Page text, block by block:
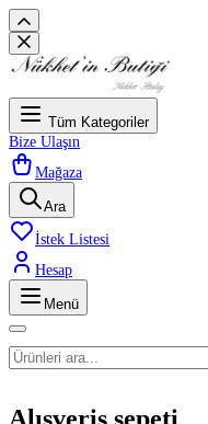
Tüm Kategoriler
Bize Ulaşın
Mağaza
Ara
İstek Listesi
Hesap
Menü